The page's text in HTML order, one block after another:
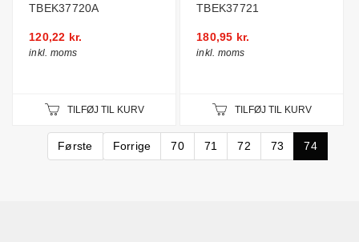
TBEK37720A
120,22 kr.
inkl. moms
TILFØJ TIL KURV
TBEK37721
180,95 kr.
inkl. moms
TILFØJ TIL KURV
Første Forrige 70 71 72 73 74